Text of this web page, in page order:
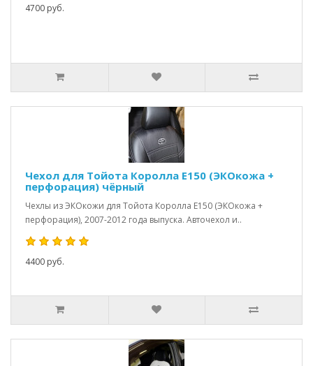
4700 руб.
Чехол для Тойота Королла Е150 (ЭКОкожа +
перфорация) чёрный
Чехлы из ЭКОкожи для Тойота Королла Е150 (ЭКОкожа +
перфорация), 2007-2012 года выпуска. Авточехол и..
4400 руб.